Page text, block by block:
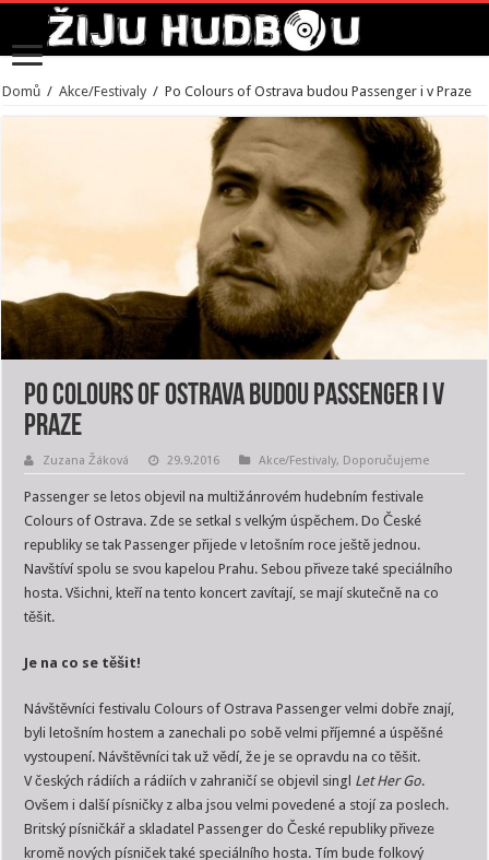
Domů / Akce/Festivaly / Po Colours of Ostrava budou Passenger i v Praze
Po Colours of Ostrava budou Passenger i v
Praze
Zuzana Žáková 29.9.2016 Akce/Festivaly, Doporučujeme
Passenger se letos objevil na multižánrovém hudebním festivale
Colours of Ostrava. Zde se setkal s velkým úspěchem. Do České
republiky se tak Passenger přijede v letošním roce ještě jednou.
Navštíví spolu se svou kapelou Prahu. Sebou přiveze také speciálního
hosta. Všichni, kteří na tento koncert zavítají, se mají skutečně na co
těšit.
Je na co se těšit!
Návštěvníci festivalu Colours of Ostrava Passenger velmi dobře znají,
byli letošním hostem a zanechali po sobě velmi příjemné a úspěšné
vystoupení. Návštěvníci tak už vědí, že je se opravdu na co těšit.
V českých rádiích a rádiích v zahraničí se objevil singl Let Her Go.
Ovšem i další písničky z alba jsou velmi povedené a stojí za poslech.
Britský písničkář a skladatel Passenger do České republiky přiveze
kromě nových písniček také speciálního hosta. Tím bude folkový